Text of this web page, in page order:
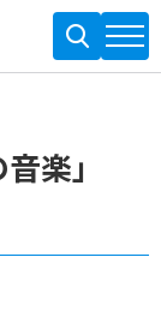
音楽」